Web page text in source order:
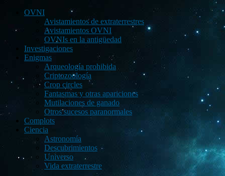
OVNI
Avistamientos de extraterrestres
Avistamientos OVNI
OVNIs en la antigüedad
Investigaciones
Enigmas
Arqueología prohibida
Criptozoología
Crop circles
Fantasmas y otras apariciones
Mutilaciones de ganado
Otros sucesos paranormales
Complots
Ciencia
Astronomía
Descubrimientos
Universo
Vida extraterrestre